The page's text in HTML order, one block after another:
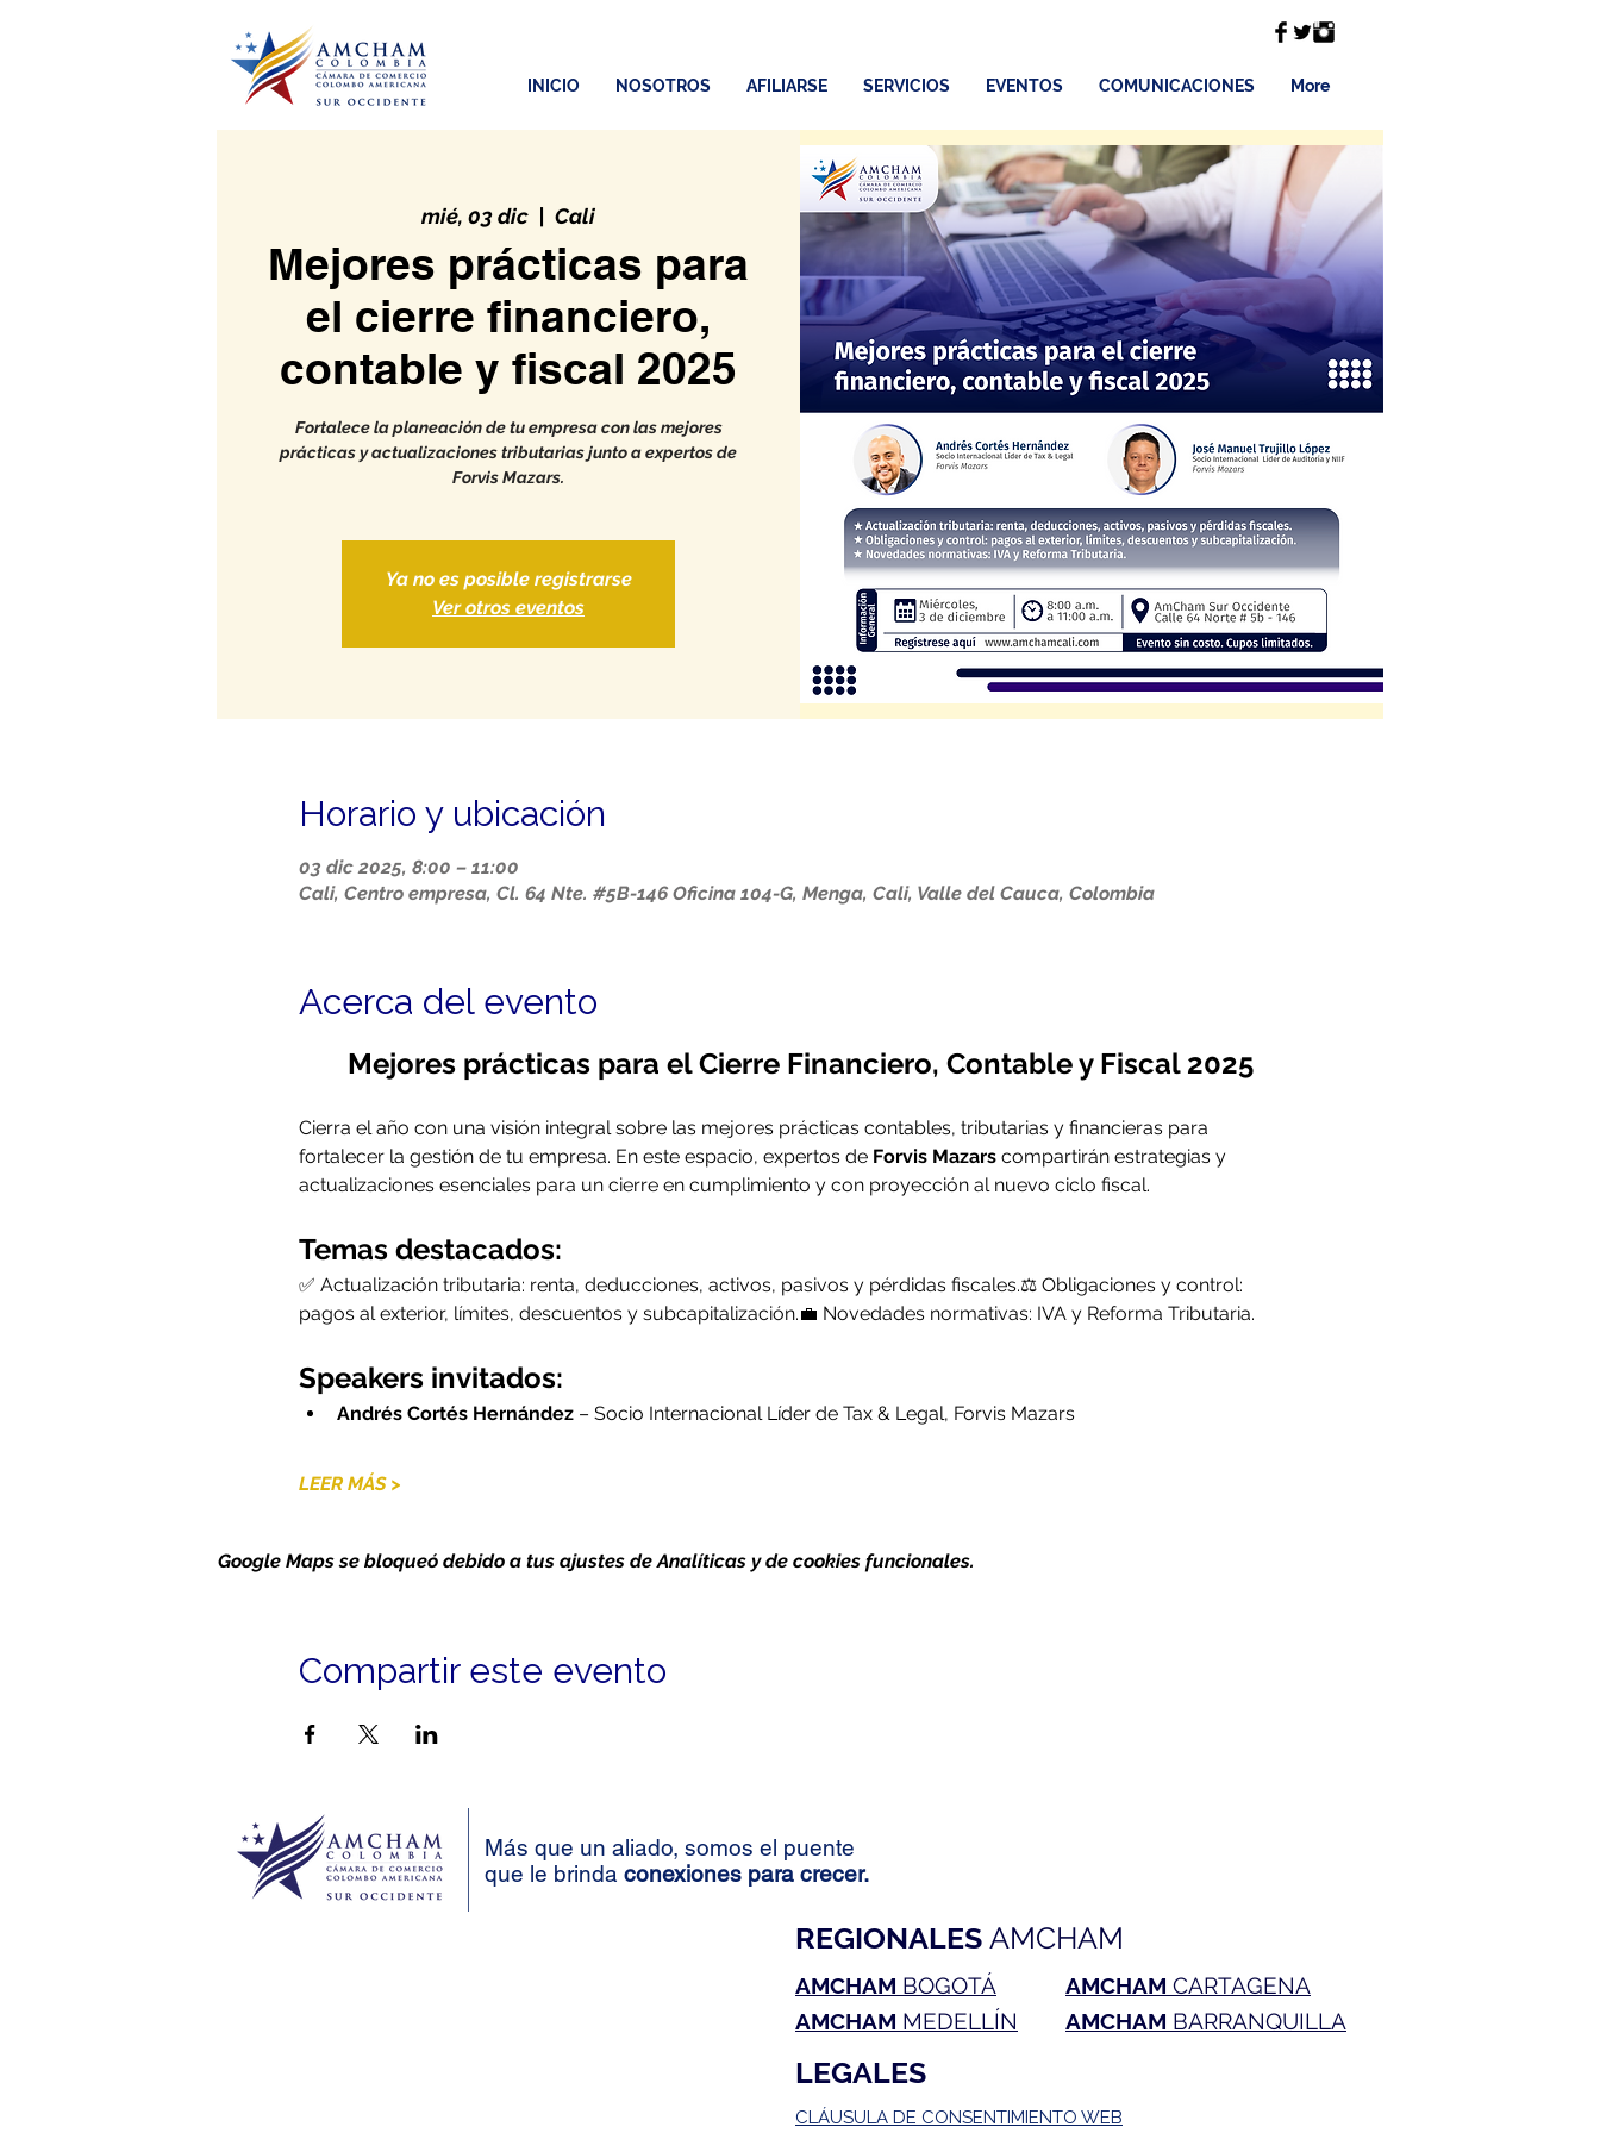
INICIO NOSOTROS AFILIARSE SERVICIOS EVENTOS COMUNICACIONES More
mié, 03 dic Cali
Mejores prácticas para
el cierre financiero,
contable y fiscal 2025
Fortalece la planeación de tu empresa con las mejores
prácticas y actualizaciones tributarias junto a expertos de
Forvis Mazars.
Ya no es posible registrarse
Ver otros eventos
Horario y ubicación
03 dic 2025, 8:00 – 11:00
Cali, Centro empresa, Cl. 64 Nte. #5B-146 Oficina 104-G, Menga, Cali, Valle del Cauca, Colombia
Acerca del evento
Mejores prácticas para el Cierre Financiero, Contable y Fiscal 2025
Cierra el año con una visión integral sobre las mejores prácticas contables, tributarias y financieras para
fortalecer la gestión de tu empresa. En este espacio, expertos de Forvis Mazars compartirán estrategias y
actualizaciones esenciales para un cierre en cumplimiento y con proyección al nuevo ciclo fiscal.
Temas destacados:
✅ Actualización tributaria: renta, deducciones, activos, pasivos y pérdidas fiscales.⚖️ Obligaciones y control:
pagos al exterior, límites, descuentos y subcapitalización.💼 Novedades normativas: IVA y Reforma Tributaria.
Speakers invitados:
Andrés Cortés Hernández – Socio Internacional Líder de Tax & Legal, Forvis Mazars
LEER MÁS >
Google Maps se bloqueó debido a tus ajustes de Analíticas y de cookies funcionales.
Compartir este evento
Más que un aliado, somos el puente
que le brinda conexiones para crecer.
CLÁUSULA DE CONSENTIMIENTO WEB
REGIONALES AMCHAM
AMCHAM BOGOTÁ
AMCHAM MEDELLÍN
AMCHAM CARTAGENA
AMCHAM BARRANQUILLA
LEGALES